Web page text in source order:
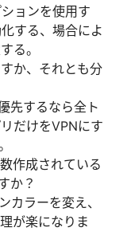
ョンを使用す
する、場合によ
る。
か、それとも分
先するなら全ト
だけをVPNにす
作成されている
か？
カラーを変え、
が楽になりま